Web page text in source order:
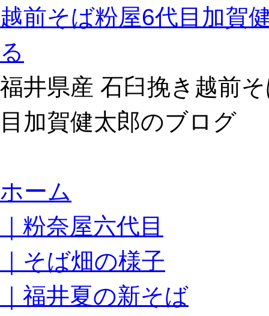
越前そば粉屋6代目加賀
る
福井県産 石臼挽き越前
目加賀健太郎のブログ
ン
ツ
プ
ホーム
｜粉奈屋六代目
｜そば畑の様子
｜福井夏の新そば